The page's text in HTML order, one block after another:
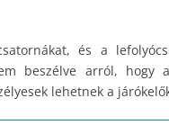
és a
beszélve arról, hogy
lehetnek a